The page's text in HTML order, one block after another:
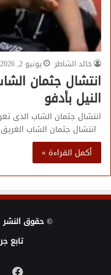
خالد الشاطر
يونيو 2, 2026
انتشال جثمان
النيل بأدفو
انتشال جثمان الشاب الذى
انتشال جثمان الشاب
أكمل القراءة »
© حقوق النشر 2013 ، الحقوق محفوظة |
تابع